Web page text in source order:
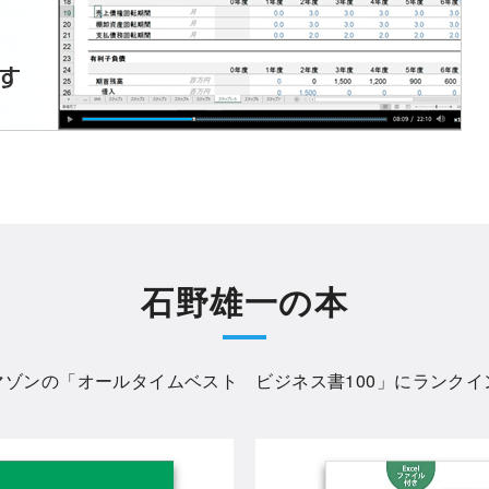
石野雄一の本
ンの「オールタイムベスト ビジネス書100 」にランク